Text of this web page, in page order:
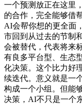
一个预测放正在这里
的合作，完全能够借
AI会帮你想的更全面
市回到从过去的节制
会被替代，代表将来
有良多平台型、生态
化决策。这个比力好
续迭代。意义就是一
构成一个小组。但能
决策，AI不只是一个